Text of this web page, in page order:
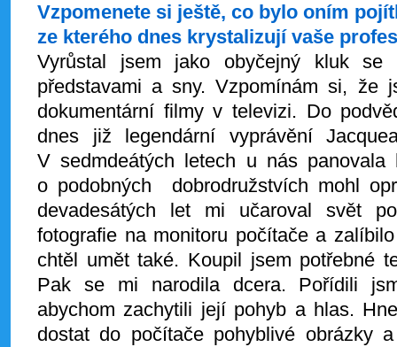
Vzpomenete si ještě, co bylo oním
ze kterého dnes krystalizují vaše
Vyrůstal jsem jako obyčejný kluk se
představami a sny. Vzpomínám si, že
dokumentární filmy v televizi. Do
dnes již legendární vyprávění
V sedmdeátých letech u nás
o podobných dobrodružstvích mohl
devadesátých let mi učaroval svět
fotografie na monitoru počítače a
chtěl umět také. Koupil jsem potřebné
Pak se mi narodila dcera. Pořídili
abychom zachytili její pohyb a hlas.
dostat do počítače pohyblivé obrázky